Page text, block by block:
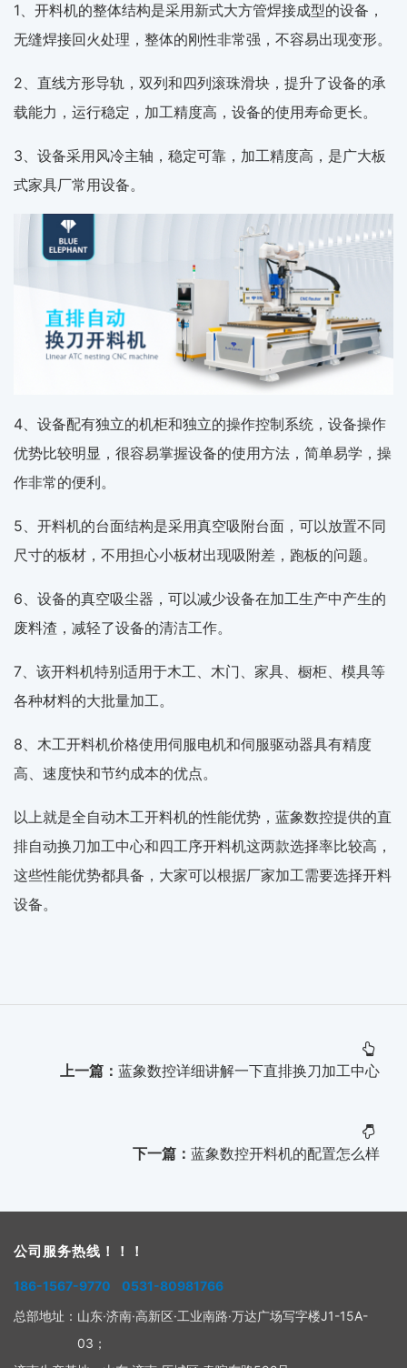
1、开料机的整体结构是采用新式大方管焊接成型的设备，
无缝焊接回火处理，整体的刚性非常强，不容易出现变形。
2、直线方形导轨，双列和四列滚珠滑块，提升了设备的承
载能力，运行稳定，加工精度高，设备的使用寿命更长。
3、设备采用风冷主轴，稳定可靠，加工精度高，是广大板
式家具厂常用设备。
4、设备配有独立的机柜和独立的操作控制系统，设备操作
优势比较明显，很容易掌握设备的使用方法，简单易学，操
作非常的便利。
5、开料机的台面结构是采用真空吸附台面，可以放置不同
尺寸的板材，不用担心小板材出现吸附差，跑板的问题。
6、设备的真空吸尘器，可以减少设备在加工生产中产生的
废料渣，减轻了设备的清洁工作。
7、该开料机特别适用于木工、木门、家具、橱柜、模具等
各种材料的大批量加工。
8、木工开料机价格使用伺服电机和伺服驱动器具有精度
高、速度快和节约成本的优点。
以上就是全自动木工开料机的性能优势，蓝象数控提供的直
排自动换刀加工中心和四工序开料机这两款选择率比较高，
这些性能优势都具备，大家可以根据厂家加工需要选择开料
设备。
上一篇： 蓝象数控详细讲解一下直排换刀加工中心
下一篇： 蓝象数控开料机的配置怎么样
公司服务热线！！！
186-1567-9770 0531-80981766
总部地址： 山东·济南·高新区·工业南路·万达广场写字楼J1-15A-
03；